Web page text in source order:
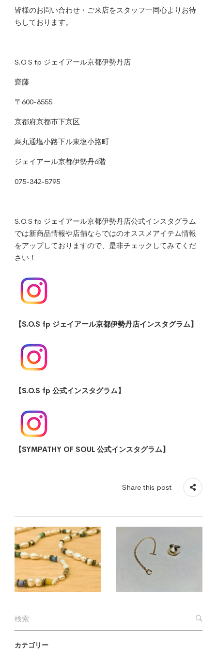
カテゴリー
皆様のお問い合わせ・ご来店をスタッフ一同心よりお待
ちしております。
S.O.S fp ジェイアール京都伊勢丹店
齋藤
〒600-8555
京都府京都市下京区
烏丸通塩小路下ル東塩小路町
ジェイアール京都伊勢丹6階
075-342-5795
S.O.S fp ジェイアール京都伊勢丹店公式インスタグラム
では新商品情報や店舗ならではのオススメアイテム情報
をアップしておりますので、是非チェックしてみてくだ
さい！
【S.O.S fp ジェイアール京都伊勢丹店インスタグラム】
【S.O.S fp 公式インスタグラム】
【SYMPATHY OF SOUL 公式インスタグラム】
Share this post